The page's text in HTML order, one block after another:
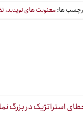
ها: معنویت های نوپدید،
استراتژیک در بزرگ